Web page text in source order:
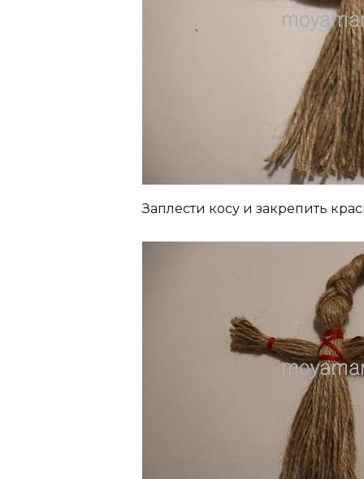
Заплести косу и закрепить